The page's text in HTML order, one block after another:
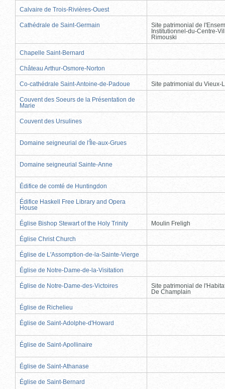
Calvaire de Trois-Rivières-Ouest
Cathédrale de Saint-Germain
Site patrimonial de
Institutionnel-du-Centre-
Rimouski
Chapelle Saint-Bernard
Château Arthur-Osmore-Norton
Co-cathédrale Saint-Antoine-de-Padoue Site patrimonial du Vieux-
Couvent des Soeurs de la Présentation de
Marie
Couvent des Ursulines
Domaine seigneurial de l'Île-aux-Grues
Domaine seigneurial Sainte-Anne
Édifice de comté de Huntingdon
Édifice Haskell Free Library and Opera
House
Église Bishop Stewart of the Holy Trinity Moulin Freligh
Église Christ Church
Église de L'Assomption-de-la-Sainte-Vierge
Église de Notre-Dame-de-la-Visitation
Église de Notre-Dame-des-Victoires
Site patrimonial de
De Champlain
Église de Richelieu
Église de Saint-Adolphe-d'Howard
Église de Saint-Apollinaire
Église de Saint-Athanase
Église de Saint-Bernard